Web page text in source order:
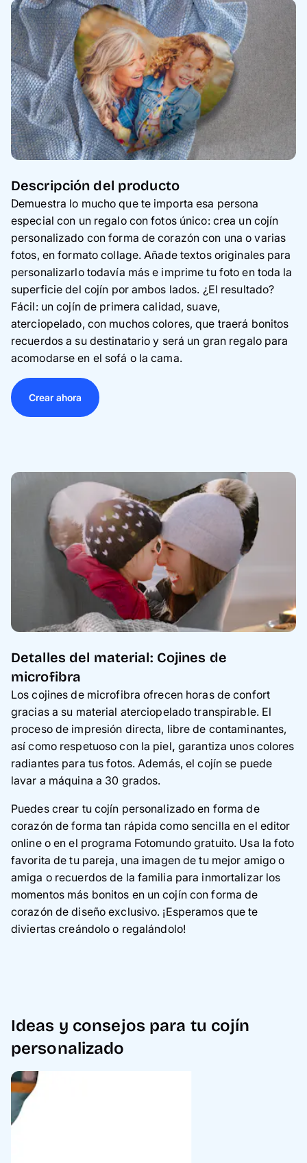
Descripción del producto
Demuestra lo mucho que te importa esa persona
especial con un regalo con fotos único: crea un cojín
personalizado con forma de corazón con una o varias
fotos, en formato collage. Añade textos originales para
personalizarlo todavía más e imprime tu foto en toda la
superficie del cojín por ambos lados. ¿El resultado?
Fácil: un cojín de primera calidad, suave,
aterciopelado, con muchos colores, que traerá bonitos
recuerdos a su destinatario y será un gran regalo para
acomodarse en el sofá o la cama.
Crear ahora
Detalles del material: Cojines de
microfibra
Los cojines de microfibra ofrecen horas de confort
gracias a su material aterciopelado transpirable. El
proceso de impresión directa, libre de contaminantes,
así como respetuoso con la piel, garantiza unos colores
radiantes para tus fotos. Además, el cojín se puede
lavar a máquina a 30 grados.
Puedes crear tu cojín personalizado en forma de
corazón de forma tan rápida como sencilla en el editor
online o en el programa Fotomundo gratuito. Usa la foto
favorita de tu pareja, una imagen de tu mejor amigo o
amiga o recuerdos de la familia para inmortalizar los
momentos más bonitos en un cojín con forma de
corazón de diseño exclusivo. ¡Esperamos que te
diviertas creándolo o regalándolo!
Ideas y consejos para tu cojín
personalizado